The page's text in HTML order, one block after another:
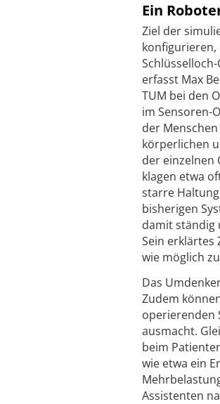
Ein
Ziel der
konfigurieren,
erfasst Max
TUM bei den
im Sensoren-
der
körperlichen
der einzelnen
klagen etwa
starre
bisherigen
damit ständig
Sein erklärtes
wie möglich
Das
Zudem
operierenden
ausmacht.
beim
wie etwa ein
Assistenten